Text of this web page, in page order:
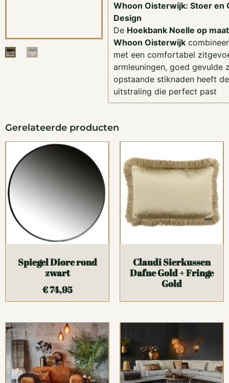
Whoon Oisterwijk: Stoer en
Design
De Hoekbank Noelle op
Whoon Oisterwijk
met een comfortabel
armleuningen, goed gevulde
opstaande stiknaden heeft
uitstraling die perfect past
Gerelateerde producten
Spiegel Diore rond
zwart
€74,95
Claudi Sierkussen
Dafne Gold + Fringe
Gold